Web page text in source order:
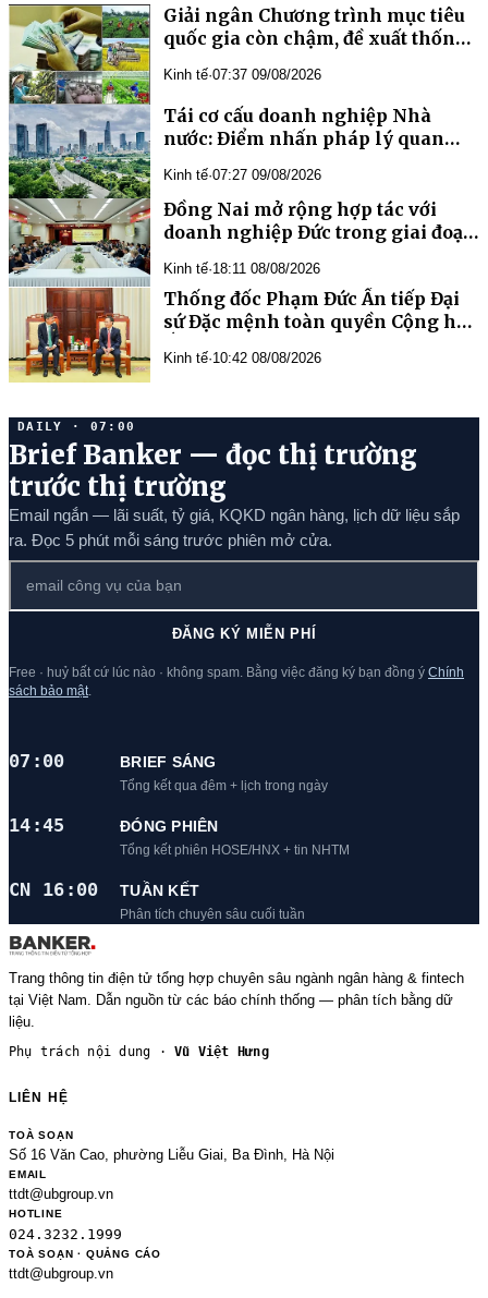
Giải ngân Chương trình mục tiêu
quốc gia còn chậm, đề xuất thống
Kinh tế·07:37 09/08/2026
Tái cơ cấu doanh nghiệp Nhà
nước: Điểm nhấn pháp lý quan
đoạn 2026 – 2030
Kinh tế·07:27 09/08/2026
Đồng Nai mở rộng hợp tác với
doanh nghiệp Đức trong giai đoạn
Kinh tế·18:11 08/08/2026
Thống đốc Phạm Đức Ấn tiếp Đại
sứ Đặc mệnh toàn quyền Cộng hòa
Kinh tế·10:42 08/08/2026
DAILY · 07:00
Brief Banker — đọc thị trường
trước thị trường
Email ngắn — lãi suất, tỷ giá, KQKD ngân hàng, lịch dữ liệu sắp
ra. Đọc 5 phút mỗi sáng trước phiên mở cửa.
ĐĂNG KÝ MIỄN PHÍ
Free · huỷ bất cứ lúc nào · không spam. Bằng việc đăng ký bạn đồng ý Chính
sách bảo mật
07:00 BRIEF SÁNG
Tổng kết qua đêm + lịch trong ngày
14:45 ĐÓNG PHIÊN
Tổng kết phiên HOSE/HNX + tin NHTM
CN 16:00 TUẦN KẾT
Phân tích chuyên sâu cuối tuần
Trang thông tin điện tử tổng hợp chuyên sâu ngành ngân hàng & fintech
tại Việt Nam. Dẫn nguồn từ các báo chính thống — phân tích bằng dữ
liệu.
Phụ trách nội dung ·Vũ Việt Hưng
LIÊN HỆ
TOÀ SOẠN
Số 16 Văn Cao, phường Liễu Giai, Ba Đình, Hà Nội
EMAIL
ttdt@ubgroup.vn
HOTLINE
024.3232.1999
TOÀ SOẠN · QUẢNG CÁO
ttdt@ubgroup.vn